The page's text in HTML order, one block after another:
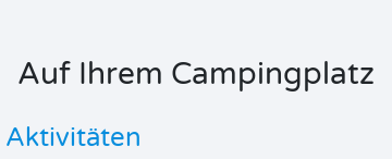
Auf Ihrem Campingplatz
Aktivitäten